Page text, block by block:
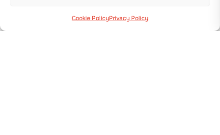
Cookie PolicyPrivacy Policy